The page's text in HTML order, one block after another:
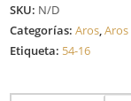
SKU: N/D
Categorías:Aros,
Etiqueta: 54-16